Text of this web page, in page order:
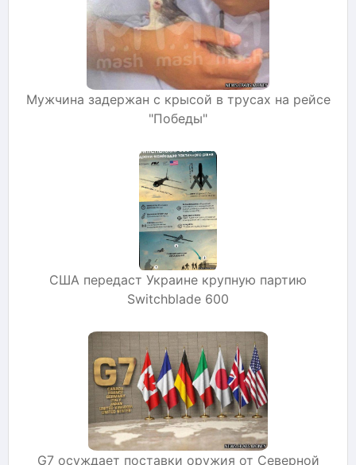
Мужчина задержан с крысой в трусах на рейсе
"Победы"
США передаст Украине крупную партию
Switchblade 600
G7 осуждает поставки оружия от Северной